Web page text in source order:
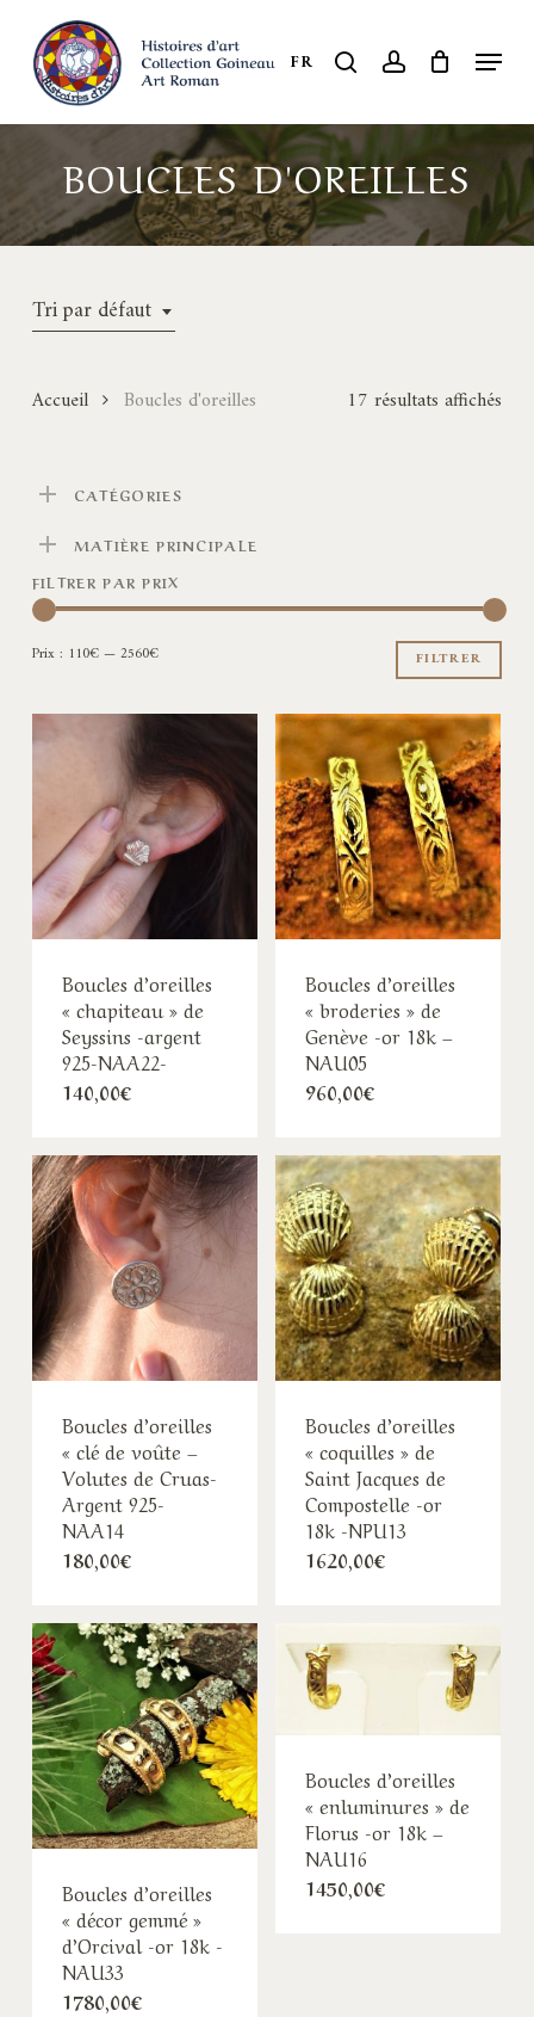
main
content
FR search account Menu
BOUCLES D'OREILLES
Tri par défaut
17 résultats affichés
Accueil Boucles d'oreilles
CATÉGORIES
MATIÈRE PRINCIPALE
FILTRER PAR PRIX
FILTRER
Prix : 110€—2560€
Boucles d’oreilles
« chapiteau » de
Seyssins -argent
925-NAA22-
140,00€
Boucles d’oreilles
« broderies » de
Genève -or 18k –
NAU05
960,00€
Boucles d’oreilles
« clé de voûte –
Volutes de Cruas-
Argent 925-
NAA14
180,00€
Boucles d’oreilles
« coquilles » de
Saint Jacques de
Compostelle -or
18k -NPU13
1620,00€
Boucles d’oreilles
« décor gemmé »
d’Orcival -or 18k -
NAU33
1780,00€
Boucles d’oreilles
« enluminures » de
Florus -or 18k –
NAU16
1450,00€
Close